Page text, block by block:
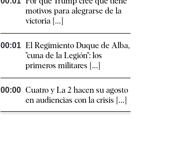
motivos para alegrarse de la
victoria [...]
00:01 El Regimiento Duque de Alba,
"cuna de la Legión": los
primeros militares [...]
00:00 Cuatro y La 2 hacen su agosto
en audiencias con la crisis [...]